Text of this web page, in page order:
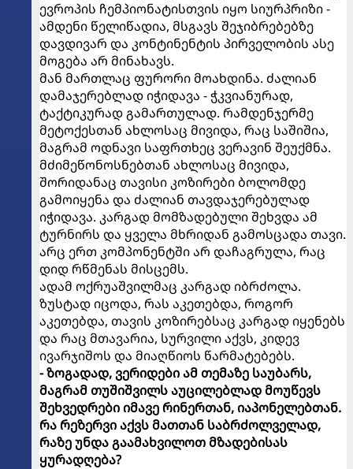
ევროპის ჩემპიონატისთვის იყო სიურპრიზი -
ამდენი წელიწადია, მსგავს შეჯიბრებებზე
დავდივარ და კონტინენტის პირველობის ასე
მოგება არ მინახავს.
მან მართლაც ფურორი მოახდინა. ძალიან
დამაჯერებლად იჭიდავა - ჭკვიანურად,
ტაქტიკურად გამართულად. რამდენჯერმე
მეტოქესთან ახლოსაც მივიდა, რაც საშიშია,
მაგრამ ოდნავი საფრთხეც ვერავინ შეუქმნა.
მძიმეწონოსნებთან ახლოსაც მივიდა,
შორიდანაც თავისი კოზირები ბოლომდე
გამოიყენა და ძალიან თავდაჯერებულად
იჭიდავა. კარგად მომზადებული შეხვდა ამ
ტურნირს და ყველა მხრიდან გამოსცადა თავი.
არც ერთ კომპონენტში არ დაჩაგრულა, რაც
დიდ რწმენას მისცემს.
ადამ ოქრუაშვილმაც კარგად იბრძოლა.
ზუსტად იცოდა, რას აკეთებდა, როგორ
აკეთებდა, თავის კოზირებსაც კარგად იყენებს
და რაც მთავარია, სურვილი აქვს, კიდევ
ივარჯიშოს და მიაღწიოს წარმატებებს.
- ზოგადად, ვერიდები ამ თემაზე საუბარს,
მაგრამ თუშიშვილს აუცილებლად მოუწევს
შეხვედრები იმავე რინერთან, იაპონელებთან.
რა რეზერვი აქვს მათთან საბრძოლველად,
რაზე უნდა გაამახვილოთ მზადებისას
ყურადღება?